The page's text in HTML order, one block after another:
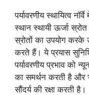
पर्यावरणीय स्थायित्व
स्थान स्थायी ऊर्जा
स्रोतों का उपयोग करके
करते हैं। ये प्रयास
पर्यावरणीय प्रभाव को
का समर्थन करती है और
सौंदर्य की रक्षा करती है।